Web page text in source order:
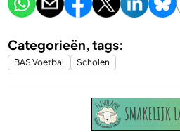
Categorieën, tags:
BAS Voetbal Scholen